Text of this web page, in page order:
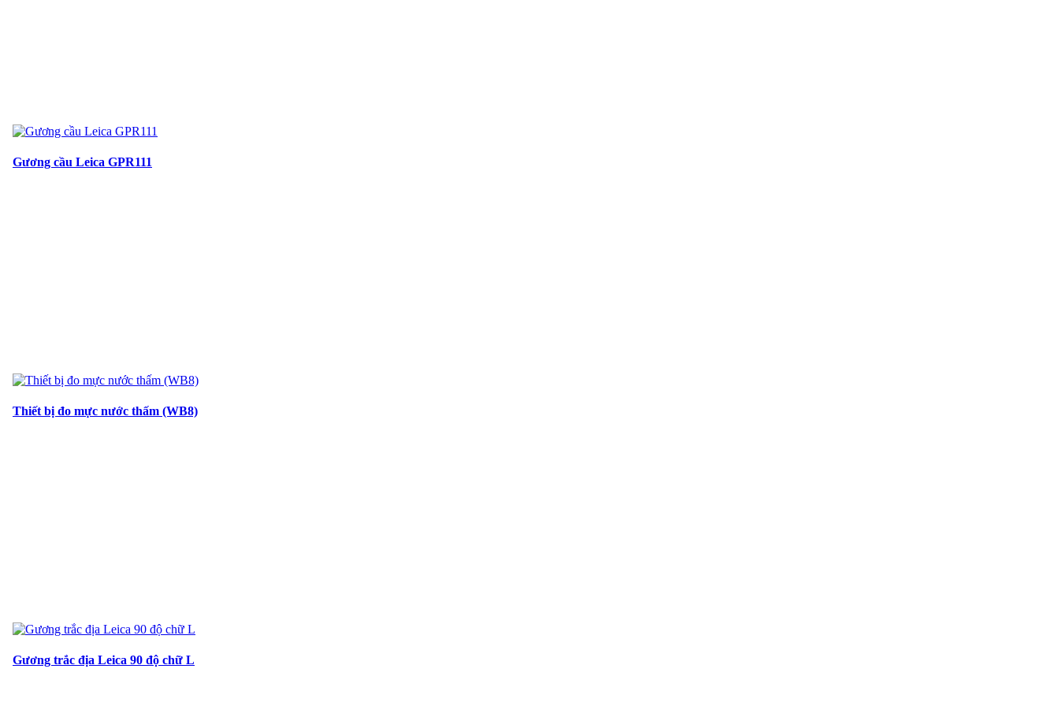
Gương cầu Leica GPR111
Thiết bị đo mực nước thấm (WB8)
Gương trắc địa Leica 90 độ chữ L